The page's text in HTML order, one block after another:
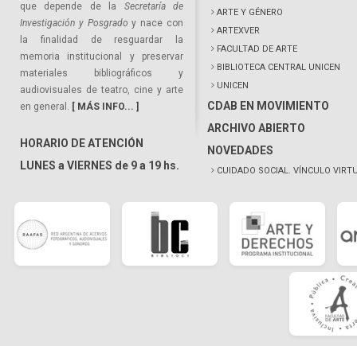
que depende de la Secretaría de
Investigación y Posgrado y nace con
la finalidad de resguardar la
memoria institucional y preservar
materiales bibliográficos y
audiovisuales de teatro, cine y arte
en general. [ MÁS INFO... ]
HORARIO DE ATENCIÓN
LUNES a VIERNES de 9 a 19 hs.
ARTE Y GÉNERO
ARTEXVER
FACULTAD DE ARTE
BIBLIOTECA CENTRAL UNICEN
UNICEN
CDAB EN MOVIMIENTO
ARCHIVO ABIERTO
NOVEDADES
CUIDADO SOCIAL. VÍNCULO